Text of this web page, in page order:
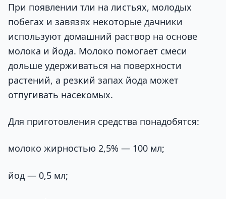
При появлении тли на листьях, молодых
побегах и завязях некоторые дачники
используют домашний раствор на основе
молока и йода. Молоко помогает смеси
дольше удерживаться на поверхности
растений, а резкий запах йода может
отпугивать насекомых.
Для приготовления средства понадобятся:
молоко жирностью 2,5% — 100 мл;
йод — 0,5 мл;